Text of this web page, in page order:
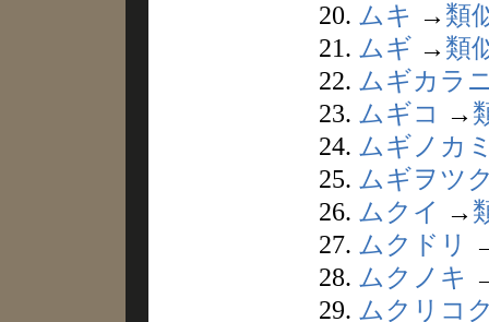
20. ムキ → 類
21. ムギ → 類
22. ムギカラ
23. ムギコ →
24. ムギノカ
25. ムギヲツ
26. ムクイ →
27. ムクドリ
28. ムクノキ
29. ムクリコ